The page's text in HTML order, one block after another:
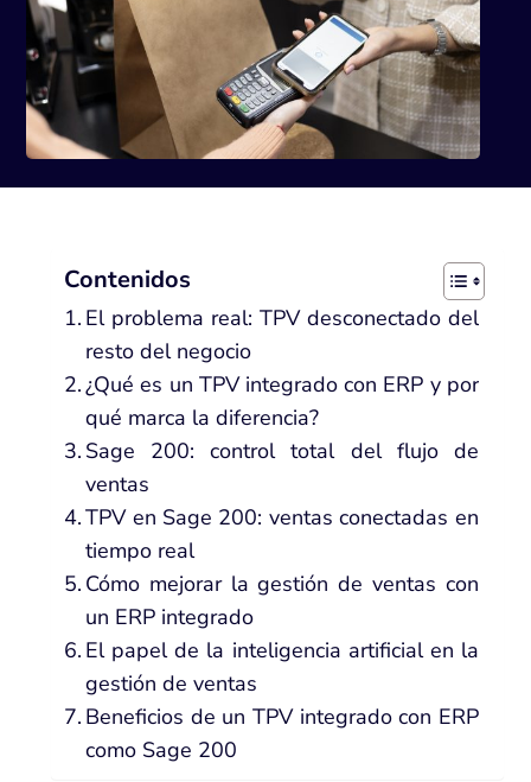
Contenidos
El problema real: TPV desconectado del
resto del negocio
¿Qué es un TPV integrado con ERP y por
qué marca la diferencia?
Sage 200: control total del flujo de
ventas
TPV en Sage 200: ventas conectadas en
tiempo real
Cómo mejorar la gestión de ventas con
un ERP integrado
El papel de la inteligencia artificial en la
gestión de ventas
Beneficios de un TPV integrado con ERP
como Sage 200